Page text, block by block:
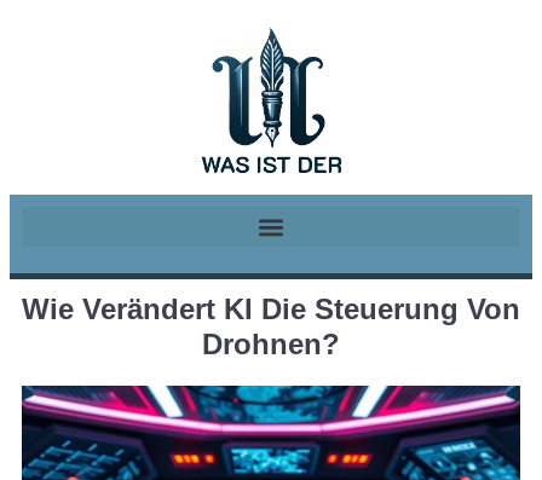
Wie Verändert KI Die Steuerung Von
Drohnen?